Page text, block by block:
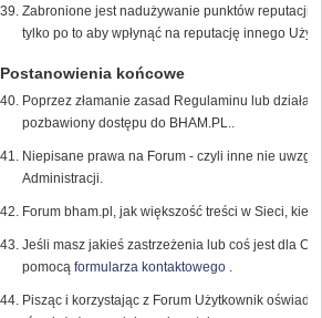
Zabronione jest nadużywanie punktów reputacji,
tylko po to aby wpłynąć na reputację innego
Postanowienia końcowe
Poprzez złamanie zasad Regulaminu lub
pozbawiony dostępu do BHAM.PL..
Niepisane prawa na Forum - czyli inne nie
Administracji.
Forum bham.pl, jak większość treści w Sieci,
Jeśli masz jakieś zastrzeżenia lub coś jest dla
pomocą formularza kontaktowego.
Pisząc i korzystając z Forum Użytkownik